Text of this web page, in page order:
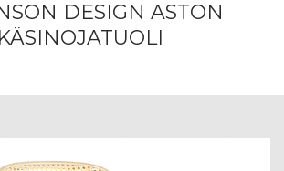
DESIGN ASTON
KÄSINOJATUOLI